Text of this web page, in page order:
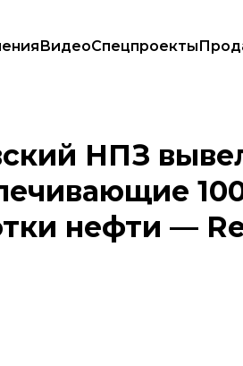
ВидеоСпецпроекты
обеспечивающие 100% первичной
НПЗ
нефти —